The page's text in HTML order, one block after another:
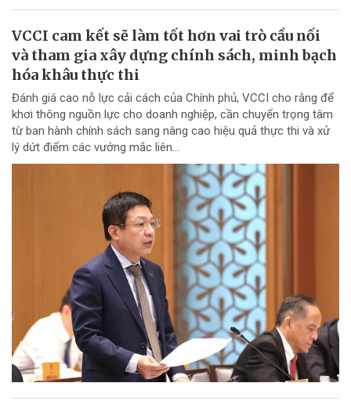
VCCI cam kết sẽ làm tốt hơn vai trò cầu nối
và tham gia xây dựng chính sách, minh bạch
hóa khâu thực thi
Đánh giá cao nỗ lực cải cách của Chính phủ, VCCI cho rằng để
khơi thông nguồn lực cho doanh nghiệp, cần chuyển trọng tâm
từ ban hành chính sách sang nâng cao hiệu quả thực thi và xử
lý dứt điểm các vướng mắc liên...